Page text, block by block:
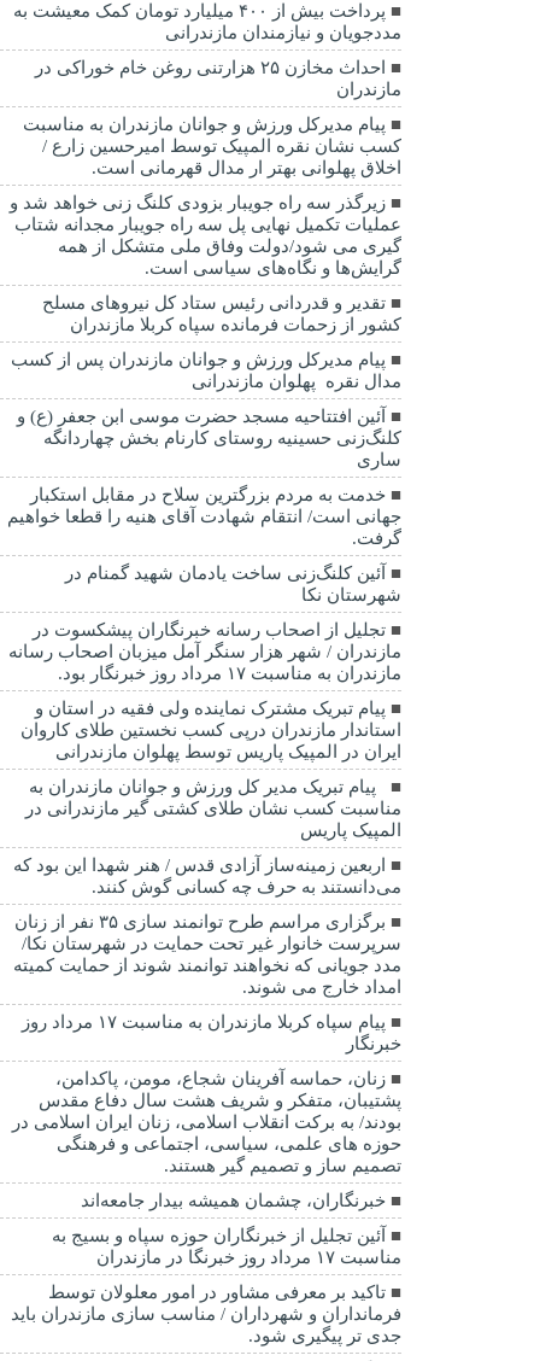
پرداخت بیش از ۴۰۰ میلیارد تومان کمک معیشت به
مددجویان و نیازمندان مازندرانی
احداث مخازن ۲۵ هزارتنی روغن خام خوراکی در
مازندران
پیام مدیرکل ورزش و جوانان مازندران به مناسبت
کسب نشان نقره المپیک توسط امیرحسین زارع /
اخلاق پهلوانی بهتر ار مدال قهرمانی است.
زیرگذر سه راه جویبار بزودی کلنگ زنی خواهد شد و
عملیات تکمیل نهایی پل سه راه جویبار مجدانه شتاب
گیری می شود/دولت وفاق ملی متشکل از همه
گرایش‌ها و نگاه‌های سیاسی است.
تقدیر و قدردانی رئیس ستاد کل نیرو‌های مسلح
کشور از زحمات فرمانده سپاه کربلا مازندران
پیام مدیرکل ورزش و جوانان مازندران پس از کسب
مدال نقره پهلوان مازندرانی
آئین افتتاحیه مسجد حضرت موسی ابن جعفر (ع) و
کلنگ‌زنی حسینیه روستای کارنام بخش چهاردانگه
ساری
خدمت به مردم بزرگترین سلاح در مقابل استکبار
جهانی است/ انتقام شهادت آقای هنیه را قطعا خواهیم
گرفت.
آئین کلنگ‌زنی ساخت یادمان شهید گمنام در
شهرستان نکا
تجلیل از اصحاب رسانه خبرنگاران پیشکسوت در
مازندران / شهر هزار سنگر آمل میزبان اصحاب رسانه
مازندران به مناسبت ۱۷ مرداد روز خبرنگار بود.
پیام تبریک مشترک نماینده ولی فقیه در استان و
استاندار مازندران درپی کسب نخستین طلای کاروان
ایران در المپیک پاریس توسط پهلوان مازندرانی
‍ ‍ پیام تبریک مدیر کل ورزش و جوانان مازندران به
مناسبت کسب نشان طلای کشتی گیر مازندرانی در
المپیک پاریس
اربعین زمینه‌ساز آزادی قدس / هنر شهدا این بود که
می‌دانستند به حرف چه کسانی گوش کنند.
برگزاری مراسم طرح توانمند سازی ۳۵ نفر از زنان
سرپرست خانوار غیر تحت حمایت در شهرستان نکا/
مدد جویانی که نخواهند توانمند شوند از حمایت کمیته
امداد خارج می شوند.
پیام سپاه کربلا مازندران به مناسبت ۱۷ مرداد روز
خبرنگار
زنان، حماسه آفرینان شجاع، مومن، پاکدامن،
پشتیبان، متفکر و شریف هشت سال دفاع مقدس
بودند/ به برکت انقلاب اسلامی، زنان ایران اسلامی در
حوزه های علمی، سیاسی، اجتماعی و فرهنگی
تصمیم ساز و تصمیم گیر هستند.
خبرنگاران، چشمان همیشه بیدار جامعه‌اند
آئین تجلیل از خبرنگاران حوزه سپاه و بسیج به
مناسبت ۱۷ مرداد روز خبرنگا در مازندران
تاکید بر معرفی مشاور در امور معلولان توسط
فرمانداران و شهرداران / مناسب سازی مازندران باید
جدی تر پیگیری شود.